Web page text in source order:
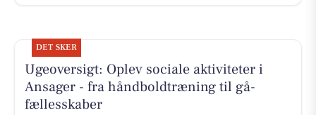
DET SKER
Ugeoversigt: Oplev sociale aktiviteter i
Ansager - fra håndboldtræning til gå-
fællesskaber